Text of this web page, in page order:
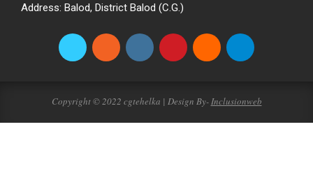
Address: Balod, District Balod (C.G.)
Copyright © 2022 cgtehelka | Design By-Inclusionweb